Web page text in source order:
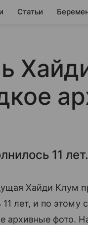
Статьи
11 лет.
Хайди Клум
лет, и по этому
архивные фото.